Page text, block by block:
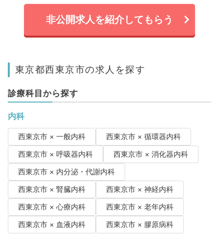
非公開求人を紹介してもらう
東京都西東京市の求人を探す
診療科目から探す
内科
西東京市 × 一般内科
西東京市 × 循環器内科
西東京市 × 呼吸器内科
西東京市 × 消化器内科
西東京市 × 内分泌・代謝内科
西東京市 × 腎臓内科
西東京市 × 神経内科
西東京市 × 心療内科
西東京市 × 老年内科
西東京市 × 血液内科
西東京市 × 膠原病科